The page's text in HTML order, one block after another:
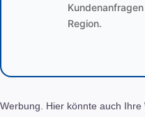
Region.
Werbung. Hier könnte auch Ihre